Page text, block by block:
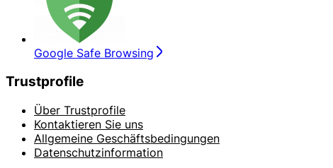
Google Safe Browsing
Trustprofile
Über Trustprofile
Kontaktieren Sie uns
Allgemeine Geschäftsbedingungen
Datenschutzinformation